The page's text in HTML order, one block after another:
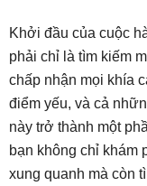
Khởi đầu của cuộc
phải chỉ là tìm kiếm
chấp nhận mọi khía
điểm yếu, và cả
này trở thành một
bạn không chỉ khám
xung quanh mà còn